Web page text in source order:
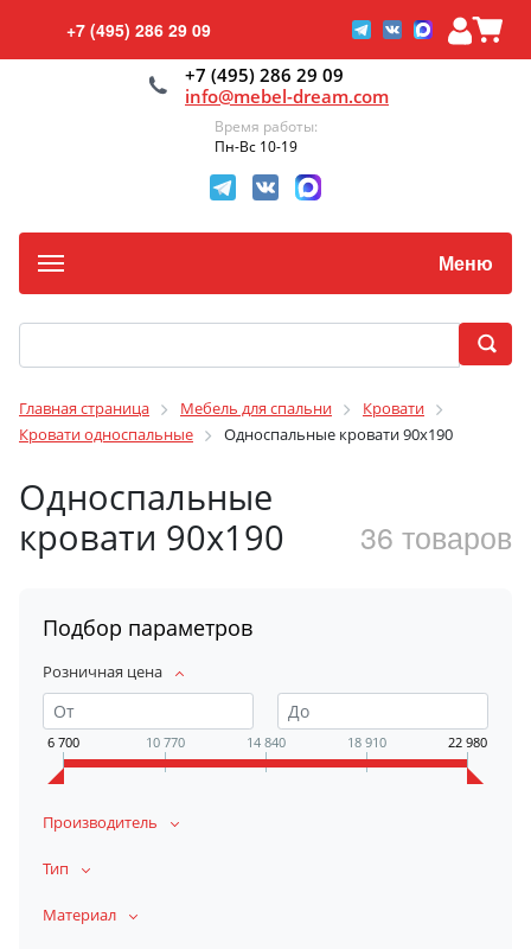
+7 (495) 286 29 09
+7 (495) 286 29 09
info@mebel-dream.com
Время работы:
Пн-Вс 10-19
Меню
Главная страница Мебель для спальни
Кровати
Кровати односпальные
Односпальные кровати 90х190
Односпальные
кровати 90х190
36 товаров
Подбор параметров
Розничная цена
6 700 10 770 14 840 18 910 22 980
Производитель
Тип
Материал